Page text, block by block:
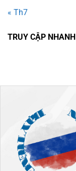
« Th7
TRUY CẬP NHANH